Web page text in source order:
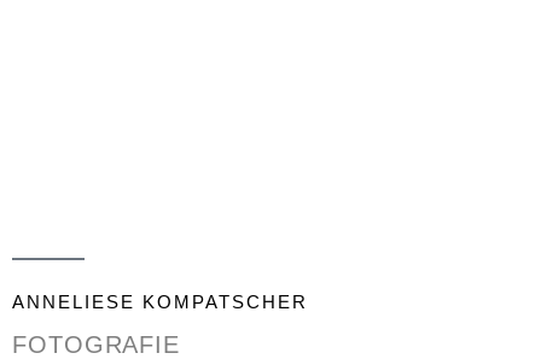
ANNELIESE KOMPATSCHER
FOTOGRAFIE